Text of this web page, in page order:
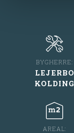
BYGHERRE:
LEJERBO
KOLDING
AREAL: